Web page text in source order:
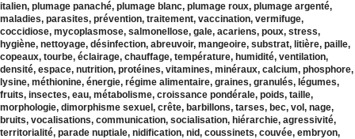
italien, plumage panaché, plumage blanc, plumage roux, plumage argenté,
maladies, parasites, prévention, traitement, vaccination, vermifuge,
coccidiose, mycoplasmose, salmonellose, gale, acariens, poux, stress,
hygiène, nettoyage, désinfection, abreuvoir, mangeoire, substrat, litière, paille,
copeaux, tourbe, éclairage, chauffage, température, humidité, ventilation,
densité, espace, nutrition, protéines, vitamines, minéraux, calcium, phosphore,
lysine, méthionine, énergie, régime alimentaire, graines, granulés, légumes,
fruits, insectes, eau, métabolisme, croissance pondérale, poids, taille,
morphologie, dimorphisme sexuel, crête, barbillons, tarses, bec, vol, nage,
bruits, vocalisations, communication, socialisation, hiérarchie, agressivité,
territorialité, parade nuptiale, nidification, nid, coussinets, couvée, embryon,